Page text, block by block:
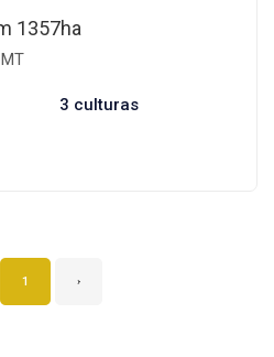
1357ha
3 culturas
1 ›